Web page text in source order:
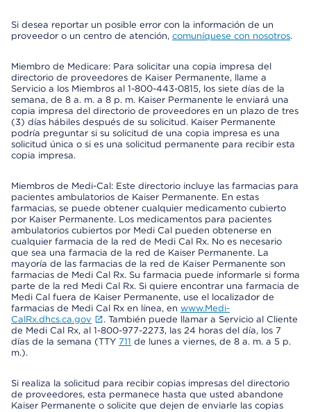
Si desea reportar un posible error con la información de un
proveedor o un centro de atención, comuníquese con nosotros.
Miembro de Medicare: Para solicitar una copia impresa del
directorio de proveedores de Kaiser Permanente, llame a
Servicio a los Miembros al 1-800-443-0815, los siete días de la
semana, de 8 a. m. a 8 p. m. Kaiser Permanente le enviará una
copia impresa del directorio de proveedores en un plazo de tres
(3) días hábiles después de su solicitud. Kaiser Permanente
podría preguntar si su solicitud de una copia impresa es una
solicitud única o si es una solicitud permanente para recibir esta
copia impresa.
Miembros de Medi-Cal: Este directorio incluye las farmacias para
pacientes ambulatorios de Kaiser Permanente. En estas
farmacias, se puede obtener cualquier medicamento cubierto
por Kaiser Permanente. Los medicamentos para pacientes
ambulatorios cubiertos por Medi Cal pueden obtenerse en
cualquier farmacia de la red de Medi Cal Rx. No es necesario
que sea una farmacia de la red de Kaiser Permanente. La
mayoría de las farmacias de la red de Kaiser Permanente son
farmacias de Medi Cal Rx. Su farmacia puede informarle si forma
parte de la red Medi Cal Rx. Si quiere encontrar una farmacia de
Medi Cal fuera de Kaiser Permanente, use el localizador de
farmacias de Medi Cal Rx en línea, en www.Medi-
CalRx.dhcs.ca.gov
. También puede llamar a Servicio al Cliente
de Medi Cal Rx, al 1-800-977-2273, las 24 horas del día, los 7
días de la semana (TTY 711 de lunes a viernes, de 8 a. m. a 5 p.
m.).
Si realiza la solicitud para recibir copias impresas del directorio
de proveedores, esta permanece hasta que usted abandone
Kaiser Permanente o solicite que dejen de enviarle las copias